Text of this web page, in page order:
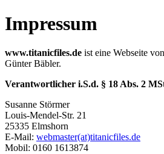
Impressum
www.titanicfiles.de ist eine Webseite
Günter Bäbler.
Verantwortlicher i.S.d. § 18 Abs. 2
Susanne Störmer
Louis-Mendel-Str. 21
25335 Elmshorn
E-Mail: webmaster(at)titanicfiles.de
Mobil: 0160 1613874